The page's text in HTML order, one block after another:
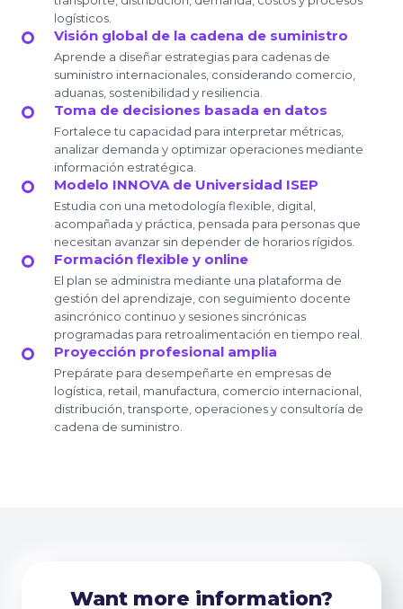
logísticos.
Visión global de la cadena de suministro
Aprende a diseñar estrategias para cadenas de
suministro internacionales, considerando comercio,
aduanas, sostenibilidad y resiliencia.
Toma de decisiones basada en datos
Fortalece tu capacidad para interpretar métricas,
analizar demanda y optimizar operaciones mediante
información estratégica.
Modelo INNOVA de Universidad ISEP
Estudia con una metodología flexible, digital,
acompañada y práctica, pensada para personas que
necesitan avanzar sin depender de horarios rígidos.
Formación flexible y online
El plan se administra mediante una plataforma de
gestión del aprendizaje, con seguimiento docente
asincrónico continuo y sesiones sincrónicas
programadas para retroalimentación en tiempo real.
Proyección profesional amplia
Prepárate para desempeñarte en empresas de
logística, retail, manufactura, comercio internacional,
distribución, transporte, operaciones y consultoría de
cadena de suministro.
Want more information?